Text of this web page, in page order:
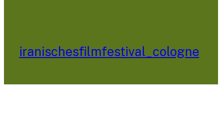
iranischesfilmfestival_cologne